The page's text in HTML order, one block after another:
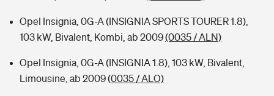
Opel Insignia, 0G-A (INSIGNIA SPORTS TOURER 1.8),
103 kW, Bivalent, Kombi, ab 2009(0035 / ALN)
Opel Insignia, 0G-A (INSIGNIA 1.8), 103 kW, Bivalent,
Limousine, ab 2009(0035 / ALO)